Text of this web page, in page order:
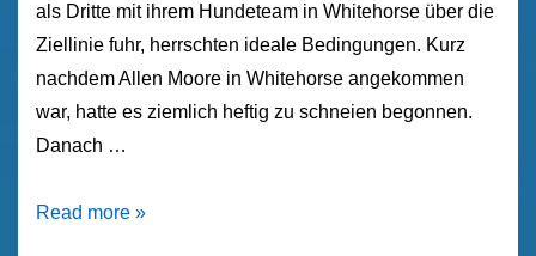
Year“
als Dritte mit ihrem Hundeteam in Whitehorse über die
Ziellinie fuhr, herrschten ideale Bedingungen. Kurz
nachdem Allen Moore in Whitehorse angekommen
war, hatte es ziemlich heftig zu schneien begonnen.
Danach …
Yukon
Read more »